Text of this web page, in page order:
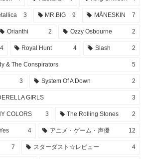
3 MR.BIG 9 MÅNESKIN 7
Orianthi 2 Ozzy Osbourne 2
4 Royal Hunt 4 Slash 2
& The Conspirators 5
3 System Of A Down 2
GIRLS 3
COLORS 3 The Rolling Stones 2
4 アニメ・ゲーム・声優 12
7 スターダスト☆レビュー 4